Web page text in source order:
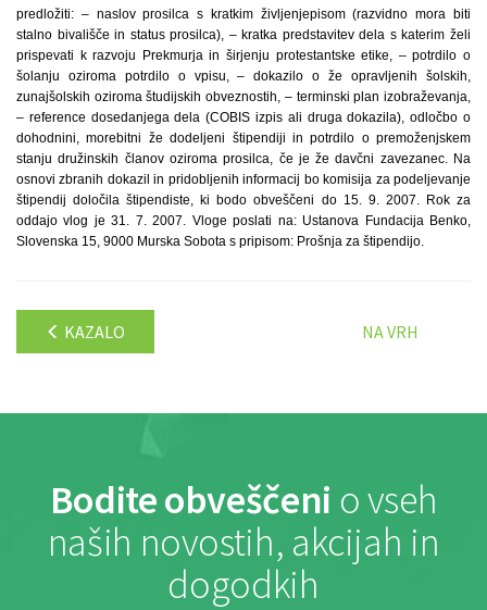
predložiti: – naslov prosilca s kratkim življenjepisom (razvidno mora biti
stalno bivališče in status prosilca), – kratka predstavitev dela s katerim želi
prispevati k razvoju Prekmurja in širjenju protestantske etike, – potrdilo o
šolanju oziroma potrdilo o vpisu, – dokazilo o že opravljenih šolskih,
zunajšolskih oziroma študijskih obveznostih, – terminski plan izobraževanja,
– reference dosedanjega dela (COBIS izpis ali druga dokazila), odločbo o
dohodnini, morebitni že dodeljeni štipendiji in potrdilo o premoženjskem
stanju družinskih članov oziroma prosilca, če je že davčni zavezanec. Na
osnovi zbranih dokazil in pridobljenih informacij bo komisija za podeljevanje
štipendij določila štipendiste, ki bodo obveščeni do 15. 9. 2007. Rok za
oddajo vlog je 31. 7. 2007. Vloge poslati na: Ustanova Fundacija Benko,
Slovenska 15, 9000 Murska Sobota s pripisom: Prošnja za štipendijo.
KAZALO NA VRH
Bodite obveščeni o vseh
naših novostih, akcijah in
dogodkih